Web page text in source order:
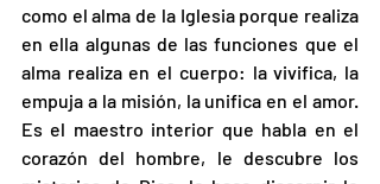
como el alma de la Iglesia porque realiza
en ella algunas de las funciones que el
alma realiza en el cuerpo: la vivifica, la
empuja a la misión, la unifica en el amor.
Es el maestro interior que habla en el
corazón del hombre, le descubre los